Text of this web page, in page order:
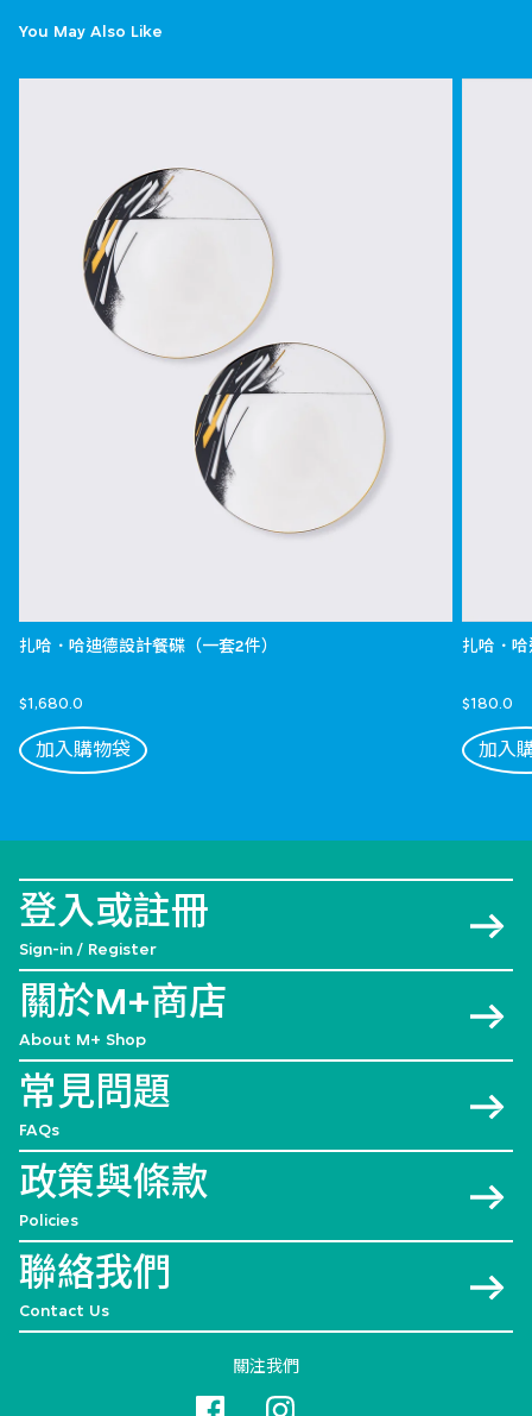
You May Also Like
扎哈．哈迪德設計餐碟（一套2件）
$1,680.0
加入購物袋
扎哈．
$180.0
加入
登入或註冊
Sign-in / Register
關於M+商店
About M+ Shop
常見問題
FAQs
政策與條款
Policies
聯絡我們
Contact Us
關注我們